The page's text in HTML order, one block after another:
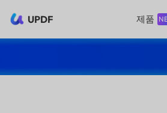
UPDF 제품